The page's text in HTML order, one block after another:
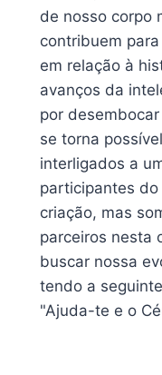
de nosso corpo
contribuem
em relação à
avanços da
por
se torna
interligados a
participantes
criação, mas
parceiros nesta
buscar nossa
tendo a
"Ajuda-te e o